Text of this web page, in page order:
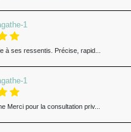
1
à ses ressentis. Précise, rapid...
1
Merci pour la consultation priv...